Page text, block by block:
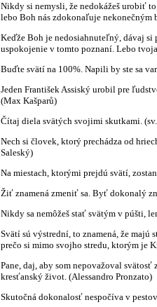
Nikdy si nemysli, že nedokážeš urobiť
lebo Boh nás zdokonaľuje
Keďže Boh je nedosiahnuteľný, dávaj si
uspokojenie v tomto poznaní. Lebo
Buďte svätí na 100%. Napili by ste sa
Jeden František Assiský urobil pre
(Max Kašparů)
Čítaj diela svätých svojimi skutkami.
Nech si človek, ktorý prechádza od
Saleský)
Na miestach, ktorými prejdú svätí,
Žiť znamená zmeniť sa. Byť dokonalý
Nikdy sa nemôžeš stať svätým v púšti,
Svätí sú výstrední, to znamená, že
prečo si mimo svojho stredu, ktorým je
Pane, daj, aby som nepovažoval
kresťanský život. (Alessandro Pronzato)
Skutočná dokonalosť nespočíva v